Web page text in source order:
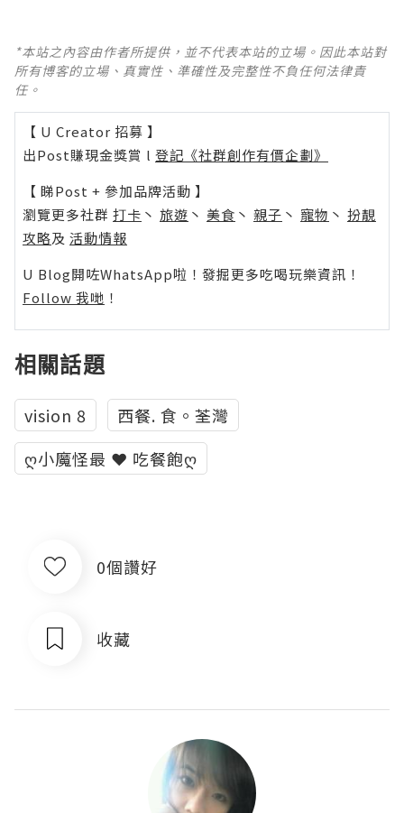
*本站之內容由作者所提供，並不代表本站的立場。因此本站對
所有博客的立場、真實性、準確性及完整性不負任何法律責
任。
【 U Creator 招募 】
出Post賺現金獎賞 l 登記《社群創作有價企劃》
【 睇Post + 參加品牌活動 】
瀏覽更多社群 打卡 丶 旅遊 丶 美食 丶 親子 丶 寵物 丶 扮靚
攻略及 活動情報
U Blog開咗WhatsApp啦！發掘更多吃喝玩樂資訊！
Follow 我哋 ！
相關話題
vision 8
西餐. 食。荃灣
ღ小魔怪最 ❤ 吃餐飽ღ
0個讚好
收藏